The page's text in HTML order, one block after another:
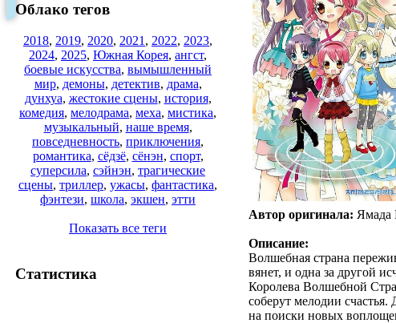
Облако тегов
2018, 2019, 2020, 2021 , 2022, 2023,
2024, 2025, Южная Корея, ангст,
боевые искусства, вымышленный
мир, демоны, детектив, драма,
дунхуа, жестокие сцены, история,
комедия, мелодрама, меха, мистика,
музыкальный, наше время,
повседневность, приключения,
романтика, сёдзё, сёнэн, спорт,
суперсила, сэйнэн, трагические
сцены, триллер, ужасы, фантастика,
фэнтези, школа, экшен, этти
Показать все теги
Статистика
Автор оригинала: Ямада
Описание:
Волшебная страна
вянет, и одна за другой
Королева Волшебной
соберут мелодии
на поиски новых